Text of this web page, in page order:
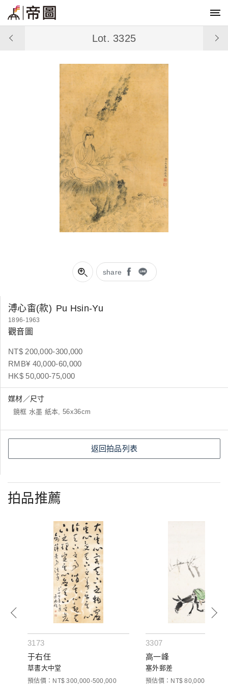
share
Lot. 3325
溥心畬(款) Pu Hsin-Yu
1896-1963
觀音圖
NT$ 200,000-300,000
RMB¥ 40,000-60,000
HK$ 50,000-75,000
媒材／尺寸
鏡框 水墨 紙本, 56x36cm
返回拍品列表
拍品推薦
3173
于右任
草書大中堂
預估價：NT$ 300,000-500,000
3307
高一峰
塞外郵差
預估價：NT$ 80,000-